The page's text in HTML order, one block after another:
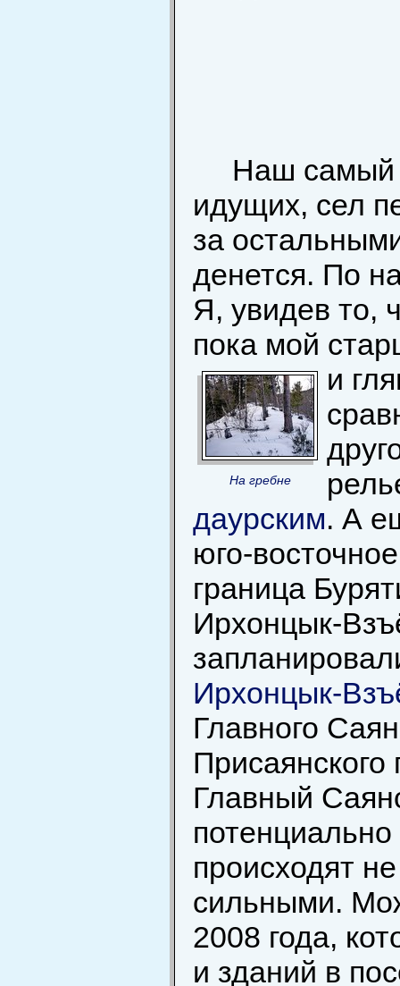
Наш самый
идущих, сел
за
денется. По
Я, увидев то,
пока мой
и
На гребне
даурским. А
юго-
граница
Ирхонцык-
Ирхонцык-
Главного
Главный
происходят
сильными.
2008 года,
и зданий в